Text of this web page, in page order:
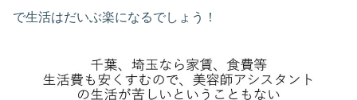
で生活はだいぶ楽になるでしょう！